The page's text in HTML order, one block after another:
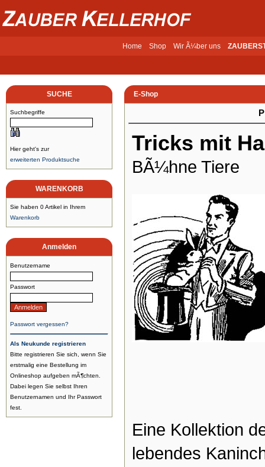
Home Shop Wir Ã¼ber uns
SUCHE
Suchbegriffe
Hier geht's zur
erweiterten Produktsuche
WARENKORB
Sie haben 0 Artikel in Ihrem
Warenkorb
Anmelden
Benutzername
Passwort
Passwort vergessen?
Als Neukunde registrieren
Bitte registrieren Sie sich, wenn Sie
erstmalig eine Bestellung im
Onlineshop aufgeben mÃ¶chten.
Dabei legen Sie selbst Ihren
Benutzernamen und Ihr Passwort
fest.
E-Shop
Tricks mit
BÃ¼hne Tiere
Eine Kollektion
lebendes